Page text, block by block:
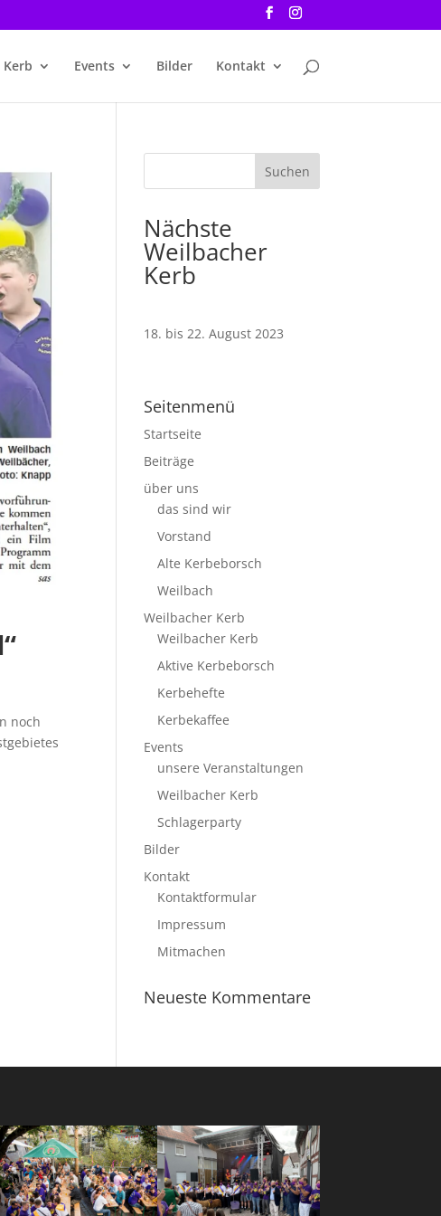
Events Bilder Kontakt
noch
Nächste
Weilbacher
Kerb
18. bis 22. August 2023
Seitenmenü
Startseite
Beiträge
über uns
das sind wir
Vorstand
Alte Kerbeborsch
Weilbach
Weilbacher Kerb
Weilbacher Kerb
Aktive Kerbeborsch
Kerbehefte
Kerbekaffee
Events
unsere Veranstaltungen
Weilbacher Kerb
Schlagerparty
Bilder
Kontakt
Kontaktformular
Impressum
Mitmachen
Neueste Kommentare